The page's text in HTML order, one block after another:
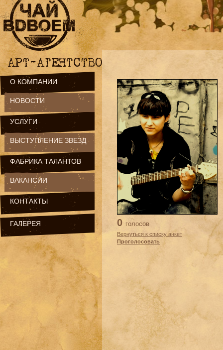
0 голосов
Вернуться к списку анкет
Проголосовать
О КОМПАНИИ
НОВОСТИ
УСЛУГИ
ВЫСТУПЛЕНИЕ ЗВЕЗД
ФАБРИКА ТАЛАНТОВ
ВАКАНСИИ
КОНТАКТЫ
ГАЛЕРЕЯ